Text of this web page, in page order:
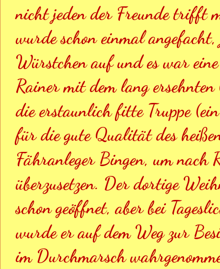
nicht jeden der Freunde trifft
wurde schon einmal
Würstchen auf und es war
Rainer mit dem lang
die erstaunlich fitte Truppe
für die gute Qualität des
Fähranleger Bingen, um nach
überzusetzen. Der dortige
schon geöffnet, aber bei
wurde er auf dem Weg zur
im Durchmarsch